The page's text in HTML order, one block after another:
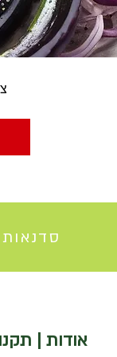
אודות